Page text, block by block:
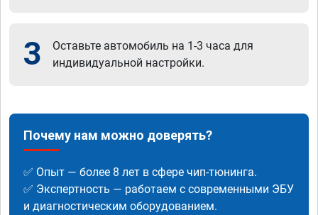
3
Оставьте автомобиль на 1-3 часа для
индивидуальной настройки.
Почему нам можно доверять?
✅ Опыт — более 8 лет в сфере чип-тюнинга.
✅ Экспертность — работаем с современными ЭБУ
и диагностическим оборудованием.